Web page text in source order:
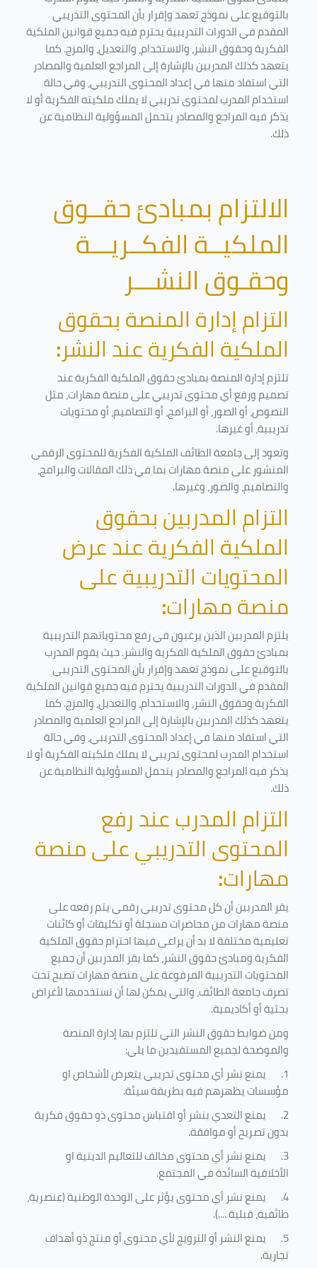
بالتوقيع على نموذج تعهد وإقرار بأن المحتوى التدريبي
المقدم في الدورات التدريبية يحترم فيه جميع قوانين الملكية
الفكرية وحقوق النشر، والاستخدام، والتعديل، والمزج. كما
يتعهد كذلك المدربين بالإشارة إلى المراجع العلمية والمصادر
التي استفاد منها في إعداد المحتوى التدريبي، وفي حالة
استخدام المدرب لمحتوى تدريبي لا يملك ملكيته الفكرية أو لا
يذكر فيه المراجع والمصادر يتحمل المسؤولية النظامية عن
ذلك.
الالتزام بمبادئ حقــوق
الملكيــة الفكــريـــة
وحقـوق النشـــر
التزام إدارة المنصة بحقوق
الملكية الفكرية عند النشر:
تلتزم إدارة المنصة بمبادئ حقوق الملكية الفكرية عند
تصميم ورفع أي محتوى تدريبي على منصة مهارات، مثل
النصوص، أو الصور، أو البرامج، أو التصاميم، أو محتويات
تدريبية، أو غيرها.
وتعود إلى جامعة الطائف الملكية الفكرية للمحتوى الرقمي
المنشور على منصة مهارات بما في ذلك المقالات والبرامج،
والتصاميم، والصور، وغيرها.
التزام المدربين بحقوق
الملكية الفكرية عند عرض
المحتويات التدريبية على
منصة مهارات:
يلتزم المدربين الذين يرغبون في رفع محتوياتهم التدريبية
بمبادئ حقوق الملكية الفكرية والنشر. حيث يقوم المدرب
بالتوقيع على نموذج تعهد وإقرار بأن المحتوى التدريبي
المقدم في الدورات التدريبية يحترم فيه جميع قوانين الملكية
الفكرية وحقوق النشر، والاستخدام، والتعديل، والمزج. كما
يتعهد كذلك المدربين بالإشارة إلى المراجع العلمية والمصادر
التي استفاد منها في إعداد المحتوى التدريبي، وفي حالة
استخدام المدرب لمحتوى تدريبي لا يملك ملكيته الفكرية أو لا
يذكر فيه المراجع والمصادر يتحمل المسؤولية النظامية عن
ذلك.
التزام المدرب عند رفع
المحتوى التدريبي على منصة
مهارات:
يقر المدربين أن كل محتوى تدريبي رقمي يتم رفعه على
منصة مهارات من محاضرات مسجلة أو تكليفات أو كائنات
تعليمية مختلفة لا بد أن يراعى فيها احترام حقوق الملكية
الفكرية ومبادئ حقوق النشر، كما يقر المدربين أن جميع
المحتويات التدريبية المرفوعة على منصة مهارات تصبح تحت
تصرف جامعة الطائف، والتي يمكن لها أن تستخدمها لأغراض
بحثية أو أكاديمية.
ومن ضوابط حقوق النشر التي تلتزم بها إدارة المنصة
والموضحة لجميع المستفيدين ما يلي:
1.
يمنع نشر أي محتوى تدريبي يتعرض لأشخاص او
مؤسسات يظهرهم فيه بطريقة سيئة.
2.
يمنع التعدي بنشر أو اقتباس محتوى ذو حقوق فكرية
بدون تصريح أو موافقة.
3.
يمنع نشر أي محتوى مخالف للتعاليم الدينية او
الأخلاقية السائدة في المجتمع.
4.
يمنع نشر أي محتوى يؤثر على الوحدة الوطنية (عنصرية،
طائفية، قبلية ....).
5.
يمنع النشر أو الترويج لأي محتوى أو منتج ذو أهداف
تجارية.